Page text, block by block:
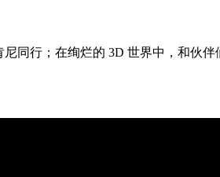
同行；在绚烂的 3D 世界中，和伙